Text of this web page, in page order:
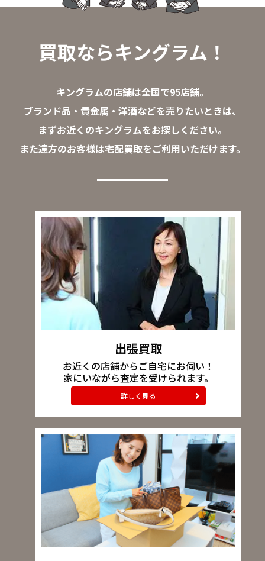
買取ならキングラム！
キングラムの店舗は全国で95店舗。
ブランド品・貴金属・洋酒などを売りたいときは、
まずお近くのキングラムをお探しください。
また遠方のお客様は宅配買取をご利用いただけます。
出張買取
お近くの店舗からご自宅にお伺い！
家にいながら査定を受けられます。
詳しく見る